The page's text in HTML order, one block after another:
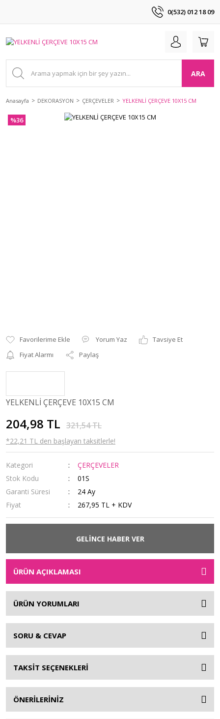
0(532) 012 18 09
ARA
Anasayfa DEKORASYON ÇERÇEVELER YELKENLİ ÇERÇEVE 10X15 CM
%36
Yorum Yaz
Tavsiye Et
Fiyat Alarmı
Paylaş
YELKENLİ ÇERÇEVE 10X15 CM
204,98 TL 321,54 TL
*22,21 TL den başlayan taksitlerle!
Kategori
ÇERÇEVELER
Stok Kodu
01S
Garanti Süresi
24 Ay
Fiyat
267,95 TL + KDV
GELİNCE HABER VER
ÜRÜN AÇIKLAMASI
ÜRÜN YORUMLARI
SORU & CEVAP
TAKSİT SEÇENEKLERİ
ÖNERİLERİNİZ